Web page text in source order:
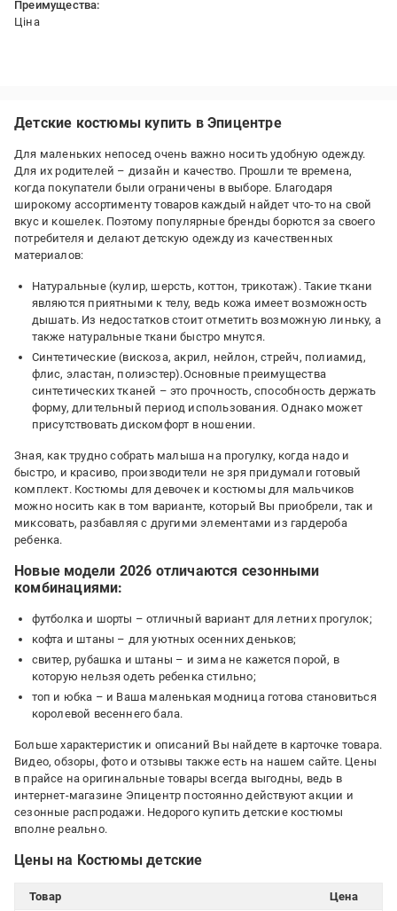
Преимущества:
Ціна
Детские костюмы купить в Эпицентре
Для маленьких непосед очень важно носить удобную одежду.
Для их родителей – дизайн и качество. Прошли те времена,
когда покупатели были ограничены в выборе. Благодаря
широкому ассортименту товаров каждый найдет что-то на свой
вкус и кошелек. Поэтому популярные бренды борются за своего
потребителя и делают детскую одежду из качественных
материалов:
Натуральные (кулир, шерсть, коттон, трикотаж). Такие ткани
являются приятными к телу, ведь кожа имеет возможность
дышать. Из недостатков стоит отметить возможную линьку, а
также натуральные ткани быстро мнутся.
Синтетические (вискоза, акрил, нейлон, стрейч, полиамид,
флис, эластан, полиэстер).Основные преимущества
синтетических тканей – это прочность, способность держать
форму, длительный период использования. Однако может
присутствовать дискомфорт в ношении.
Зная, как трудно собрать малыша на прогулку, когда надо и
быстро, и красиво, производители не зря придумали готовый
комплект. Костюмы для девочек и костюмы для мальчиков
можно носить как в том варианте, который Вы приобрели, так и
миксовать, разбавляя с другими элементами из гардероба
ребенка.
Новые модели 2026 отличаются сезонными
комбинациями:
футболка и шорты – отличный вариант для летних прогулок;
кофта и штаны – для уютных осенних деньков;
свитер, рубашка и штаны – и зима не кажется порой, в
которую нельзя одеть ребенка стильно;
топ и юбка – и Ваша маленькая модница готова становиться
королевой весеннего бала.
Больше характеристик и описаний Вы найдете в карточке товара.
Видео, обзоры, фото и отзывы также есть на нашем сайте. Цены
в прайсе на оригинальные товары всегда выгодны, ведь в
интернет-магазине Эпицентр постоянно действуют акции и
сезонные распродажи. Недорого купить детские костюмы
вполне реально.
Цены на Костюмы детские
Товар
Цена